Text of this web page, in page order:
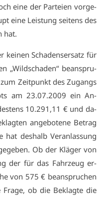
ei­ne der Par­tei­en vor­ge­
ei­ne Leis­tung sei­tens des
hat.
kei­nen Scha­dens­er­satz für
„Wild­scha­den“ be­an­spru­
Zeit­punkt des Zu­gangs
am 23.07.2009 ein An­
10.291,11 € und da­
an­ge­bo­te­ne Be­trag
des­halb Ver­an­las­sung
Ob der Klä­ger von
der für das Fahr­zeug er­
von 575 € be­an­spru­chen
ob die Be­klag­te die